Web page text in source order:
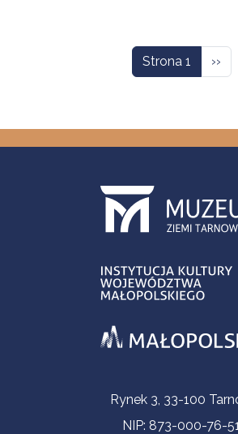
Strona 1 ››
Informacje kontaktowe
Rynek 3, 33-100
NIP: 873-000-76-